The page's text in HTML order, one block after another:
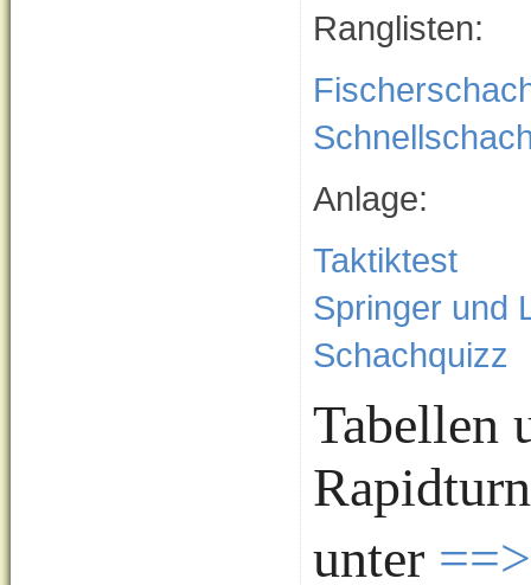
Ranglisten:
Anlage:
Taktiktest
Springer und
Schachquizz
Tabellen
unter